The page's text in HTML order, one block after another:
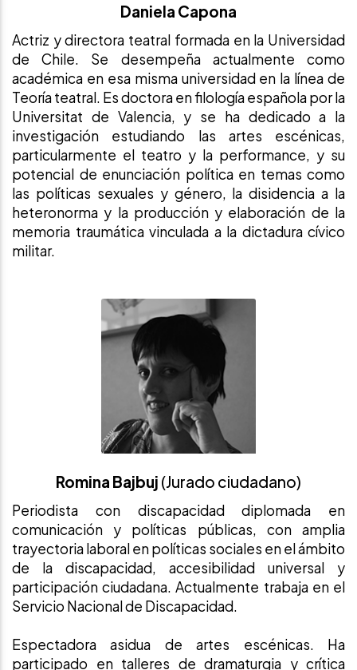
Daniela Capona
Actriz y directora teatral formada en la Universidad
de Chile. Se desempeña actualmente como
académica en esa misma universidad en la línea de
Teoría teatral. Es doctora en filología española por la
Universitat de Valencia, y se ha dedicado a la
investigación estudiando las artes escénicas,
particularmente el teatro y la performance, y su
potencial de enunciación política en temas como
las políticas sexuales y género, la disidencia a la
heteronorma y la producción y elaboración de la
memoria traumática vinculada a la dictadura cívico
militar.
Romina Bajbuj (Jurado ciudadano)
Periodista con discapacidad diplomada en
comunicación y políticas públicas, con amplia
trayectoria laboral en políticas sociales en el ámbito
de la discapacidad, accesibilidad universal y
participación ciudadana. Actualmente trabaja en el
Servicio Nacional de Discapacidad.
Espectadora asidua de artes escénicas. Ha
participado en talleres de dramaturgia y crítica